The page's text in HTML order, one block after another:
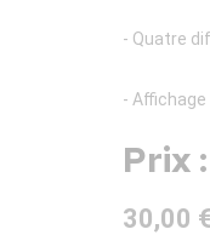
- Quatre
-
Prix :
30,00